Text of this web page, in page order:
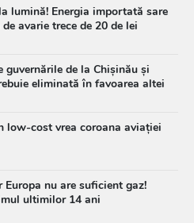
lumină! Energia importată sare
avarie trece de 20 de lei
guvernările de la Chișinău și
eliminată în favoarea altei
low-cost vrea coroana aviației
Europa nu are suficient gaz!
ultimilor 14 ani